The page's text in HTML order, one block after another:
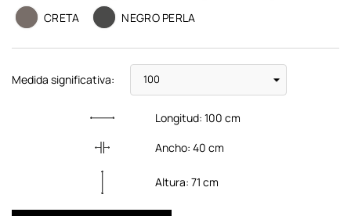
CRETA
NEGRO PERLA
Medida significativa:
Longitud:100 cm
Ancho:40 cm
Altura:71 cm